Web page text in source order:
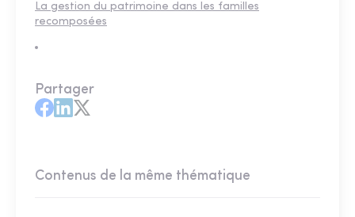
La gestion du patrimoine dans les familles
recomposées
Partager
Contenus de la même thématique